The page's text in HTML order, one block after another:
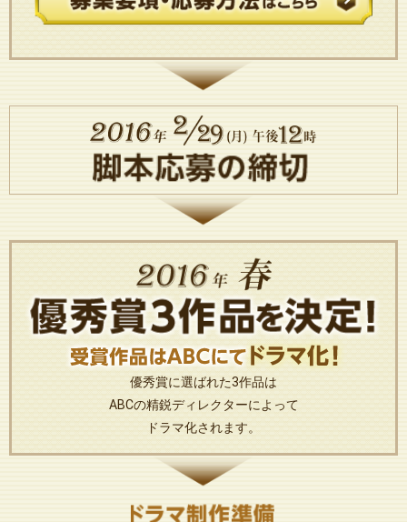
優秀賞に選ばれた3作品は
ABCの精鋭ディレクターによって
ドラマ化されます。